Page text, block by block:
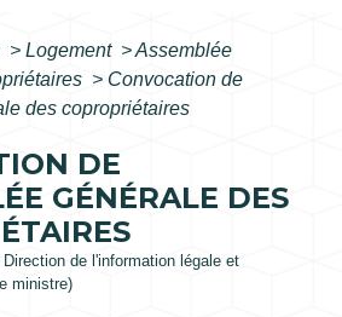
> Logement >Assemblée
> Convocation de
des copropriétaires
DE
GÉNÉRALE DES
de l'information légale et
ministre)